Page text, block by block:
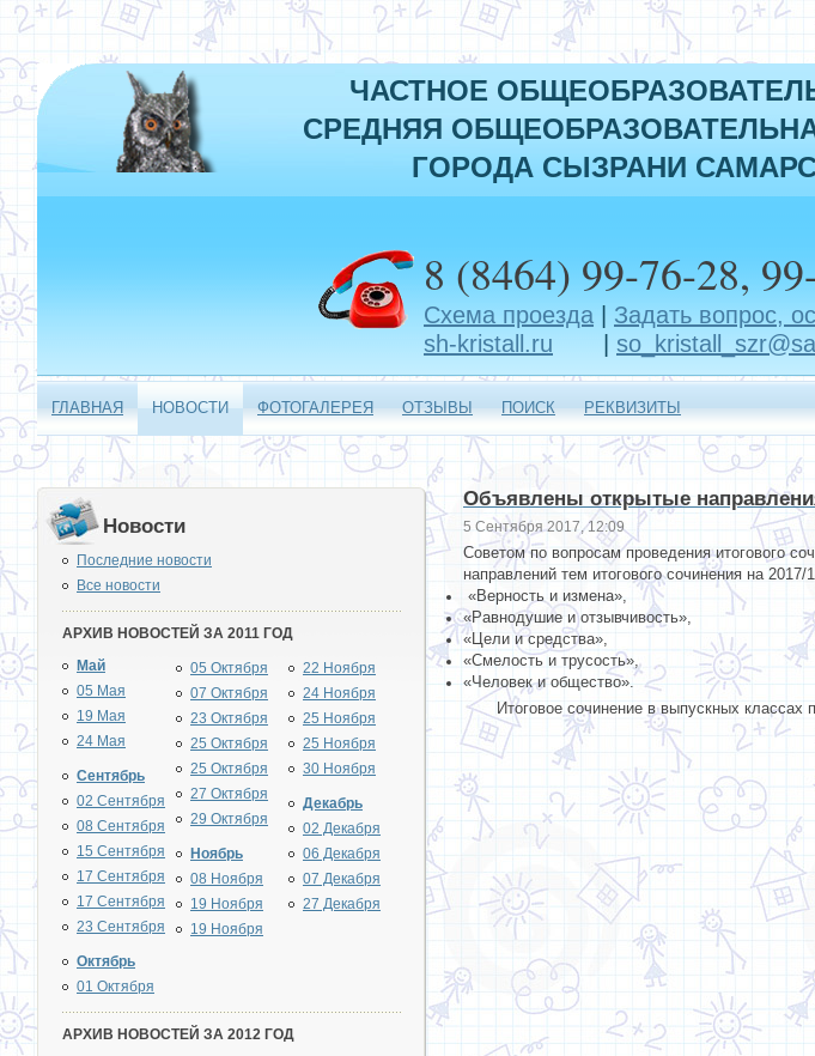
ЧАСТНОЕ
СРЕДНЯЯ
ГОРОДА СЫЗРАНИ
8 (8464) 99-76-28,
Схема проезда
Задать вопрос,
sh-kristall.ru
ГЛАВНАЯ НОВОСТИ ФОТОГАЛЕРЕЯ ОТЗЫВЫ ПОИСК РЕКВИЗИТЫ
Новости
Последние новости
Все новости
АРХИВ НОВОСТЕЙ ЗА 2011 ГОД
Май
05 Мая
19 Мая
24 Мая
Сентябрь
02 Сентября
08 Сентября
15 Сентября
17 Сентября
17 Сентября
23 Сентября
Октябрь
01 Октября
05 Октября
07 Октября
23 Октября
25 Октября
25 Октября
27 Октября
29 Октября
Ноябрь
08 Ноября
19 Ноября
19 Ноября
22 Ноября
24 Ноября
25 Ноября
25 Ноября
30 Ноября
Декабрь
02 Декабря
06 Декабря
07 Декабря
27 Декабря
АРХИВ НОВОСТЕЙ ЗА 2012 ГОД
Объявлены открытые
5 Сентября 2017, 12:09
Советом по вопросам проведения итогового
направлений тем итогового сочинения на 2017/
«Верность и измена»,
«Равнодушие и отзывчивость»,
«Цели и средства»,
«Смелость и трусость»,
«Человек и общество».
Итоговое сочинение в выпускных классах